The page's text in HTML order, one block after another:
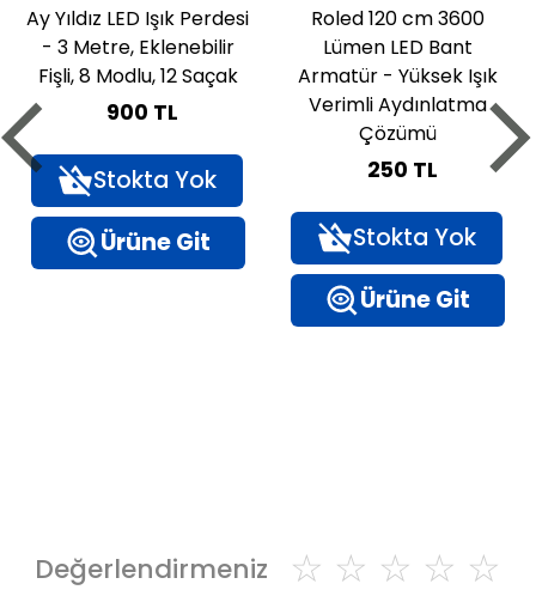
Ay Yıldız LED Işık Perdesi
- 3 Metre, Eklenebilir
Fişli, 8 Modlu, 12 Saçak
900 TL
Stokta Yok
Ürüne Git
Roled 120 cm 3600
Lümen LED Bant
Armatür - Yüksek Işık
Verimli Aydınlatma
Çözümü
250 TL
Stokta Yok
Ürüne Git
Değerlendirmeniz ☆ ☆ ☆ ☆ ☆